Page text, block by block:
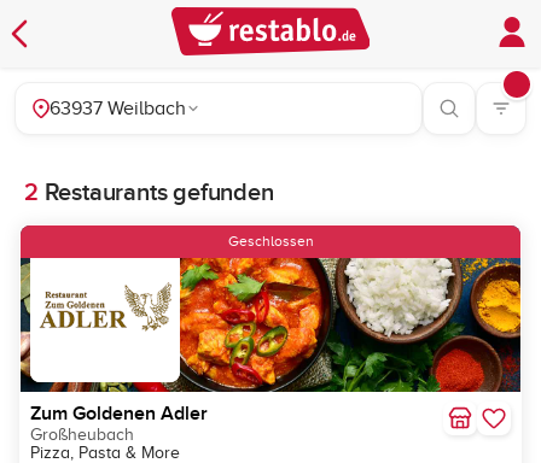
63937 Weilbach
2 Restaurants gefunden
Geschlossen
Zum Goldenen Adler
Großheubach
Pizza, Pasta & More